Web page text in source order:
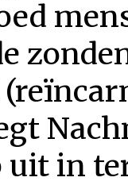
uit in